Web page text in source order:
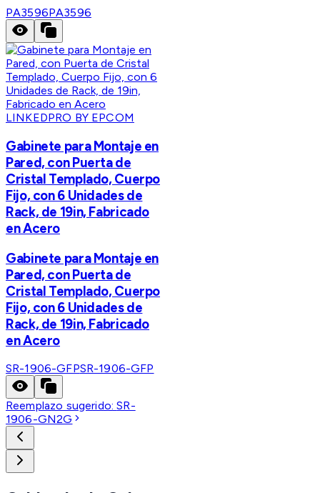
PA3596PA3596
LINKEDPRO BY EPCOM
Gabinete para Montaje en
Pared, con Puerta de
Cristal Templado, Cuerpo
Fijo, con 6 Unidades de
Rack, de 19in, Fabricado
en Acero
Gabinete para Montaje en
Pared, con Puerta de
Cristal Templado, Cuerpo
Fijo, con 6 Unidades de
Rack, de 19in, Fabricado
en Acero
SR-1906-GFPSR-1906-GFP
Reemplazo sugerido:SR-
1906-GN2G